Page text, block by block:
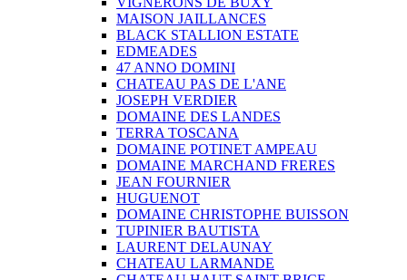
MAISON JAILLANCES
BLACK STALLION ESTATE
EDMEADES
47 ANNO DOMINI
CHATEAU PAS DE L'ANE
JOSEPH VERDIER
DOMAINE DES LANDES
TERRA TOSCANA
DOMAINE POTINET AMPEAU
DOMAINE MARCHAND FRERES
JEAN FOURNIER
HUGUENOT
DOMAINE CHRISTOPHE BUISSON
TUPINIER BAUTISTA
LAURENT DELAUNAY
CHATEAU LARMANDE